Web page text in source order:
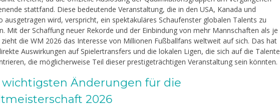
stattfand. Diese bedeutende Veranstaltung, die in den USA, Kanada und
ausgetragen wird, verspricht, ein spektakuläres Schaufenster globalen Talents zu
Mit der Schaffung neuer Rekorde und der Einbindung von mehr Mannschaften als je
die WM 2026 das Interesse von Millionen Fußballfans weltweit auf sich. Das hat
Auswirkungen auf Spielertransfers und die lokalen Ligen, die sich auf die Talente
die möglicherweise Teil dieser prestigeträchtigen Veranstaltung sein könnten.
wichtigsten Änderungen für die
2026
NIK
7324045901740001
NIP
197401192006042014